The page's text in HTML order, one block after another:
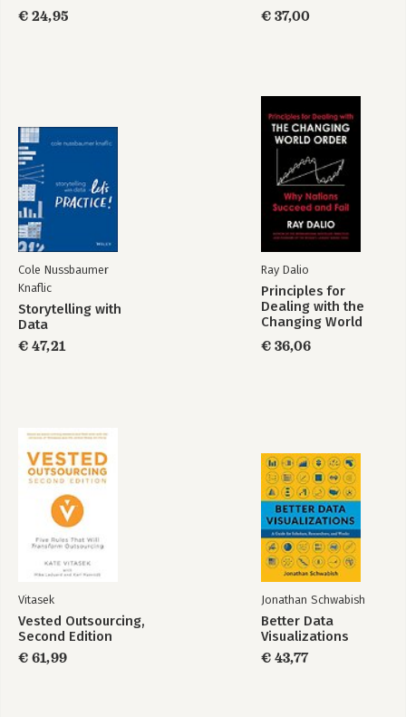
€ 24,95
€ 37,00
Cole Nussbaumer
Knaflic
Storytelling with
Data
€ 47,21
Ray Dalio
Principles for
Dealing with the
Changing World
Order
€ 36,06
Vitasek
Vested Outsourcing,
Second Edition
€ 61,99
Jonathan Schwabish
Better Data
Visualizations
€ 43,77